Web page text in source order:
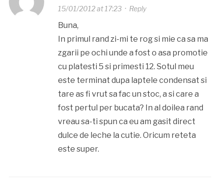
15/01/2012 at 17:23· Reply
Buna,
In primul rand zi-mi te rog si mie ca sa ma
zgarii pe ochi unde a fost o asa promotie
cu platesti 5 si primesti 12. Sotul meu
este terminat dupa laptele condensat si
tare as fi vrut sa fac un stoc, a si care a
fost pertul per bucata? In al doilea rand
vreau sa-ti spun ca eu am gasit direct
dulce de leche la cutie. Oricum reteta
este super.